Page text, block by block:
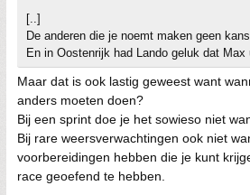
[..]
De anderen die je noemt maken geen
En in Oostenrijk had Lando geluk dat Max
Maar dat is ook lastig geweest want
anders moeten doen?
Bij een sprint doe je het sowieso niet
Bij rare weersverwachtingen ook niet
voorbereidingen hebben die je kunt
race geoefend te hebben.